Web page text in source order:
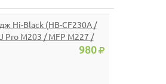
Hi-Black (HB-CF230A /
Pro M203 / MFP M227 /
264dw / 267dw, 1,6K980